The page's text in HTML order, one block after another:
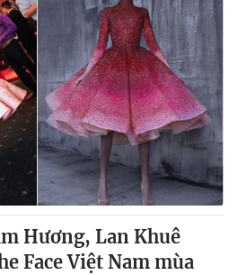
Hương, Lan Khuê
Face Việt Nam mùa